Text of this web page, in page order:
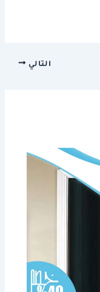
التالي